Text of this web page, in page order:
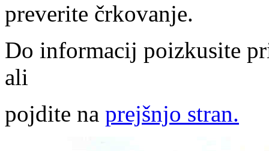
preverite črkovanje.
Do informacij poizkusite
ali
pojdite na prejšnjo stran.